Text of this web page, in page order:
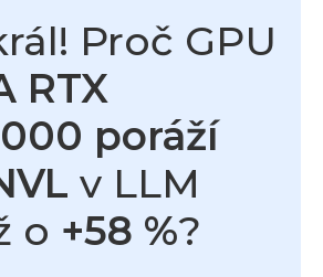
Proč GPU
RTX
poráží
v LLM
o +58 %?